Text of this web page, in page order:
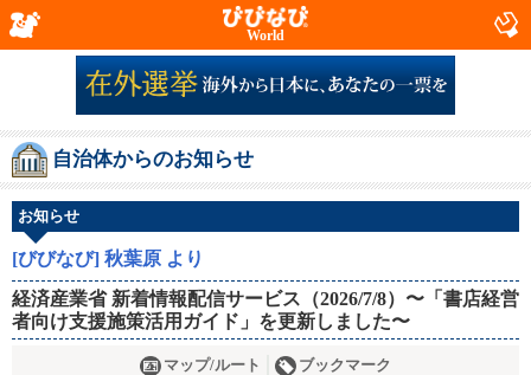
World
自治体からのお知らせ
お知らせ
[びびなび] 秋葉原 より
経済産業省 新着情報配信サービス（2026/7/8）〜「書店経営
者向け支援施策活用ガイド」を更新しました〜
マップ/ルート ブックマーク